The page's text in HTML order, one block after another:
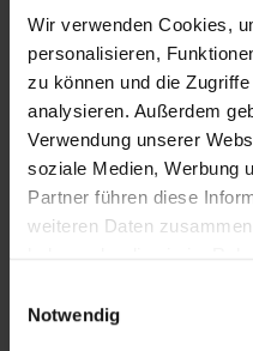
Wir verwenden Cookies,
personalisieren,
zu können und die
analysieren. Außerdem
Verwendung unserer
soziale Medien, Werbung
Partner führen diese
weiteren Daten
Notwendig
Gutachten
IT Services
Referenzen
Über uns
Karriere
News & Events
Kontakt
Ekom, Piešťany